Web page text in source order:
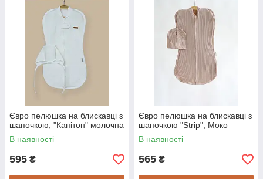
Євро пелюшка на блискавці з
шапочкою, "Капітон" молочна
В наявності
595 ₴
Євро пелюшка на блискавці з
шапочкою "Strip", Моко
В наявності
565 ₴